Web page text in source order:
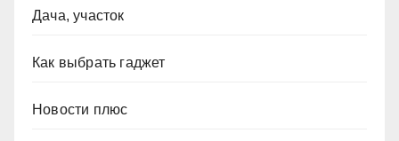
Дача, участок
Как выбрать гаджет
Новости плюс